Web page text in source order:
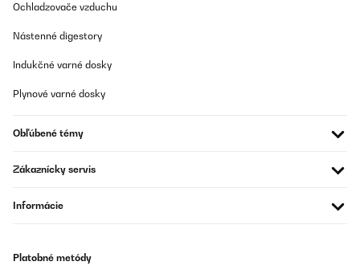
Schutz gegen die Sonnen für unsere Kinder bietet, aber
oder sitzen, durch die Rollen lässt es sich optimal verschieben.
Ochladzovače vzduchu
Nástenné digestory
Indukčné varné dosky
Plynové varné dosky
Obľúbené témy
Zákaznícky servis
Informácie
Platobné metódy